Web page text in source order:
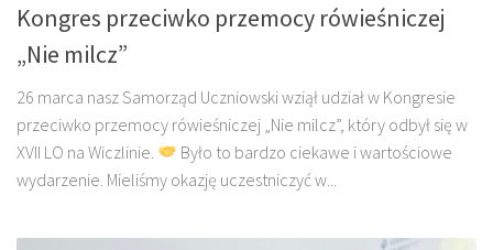
Kongres przeciwko przemocy rówieśniczej
„Nie milcz”
26 marca nasz Samorząd Uczniowski wziął udział w Kongresie
przeciwko przemocy rówieśniczej „Nie milcz”, który odbył się w
XVII LO na Wiczlinie.
Było to bardzo ciekawe i wartościowe
wydarzenie. Mieliśmy okazję uczestniczyć w...